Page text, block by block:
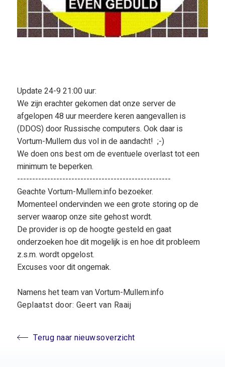
Update 24-9 21:00 uur:
We zijn erachter gekomen dat onze server de
afgelopen 48 uur meerdere keren aangevallen is
(DDOS) door Russische computers. Ook daar is
Vortum-Mullem dus vol in de aandacht! ;-)
We doen ons best om de eventuele overlast tot een
minimum te beperken.
---------------------------------------------------
Geachte Vortum-Mullem.info bezoeker.
Momenteel ondervinden we een grote storing op de
server waarop onze site gehost wordt.
De provider is op de hoogte gesteld en gaat
onderzoeken hoe dit mogelijk is en hoe dit probleem
z.s.m. wordt opgelost.
Excuses voor dit ongemak.
Namens het team van Vortum-Mullem.info
Geplaatst door: Geert van Raaij
Terug naar nieuwsoverzicht